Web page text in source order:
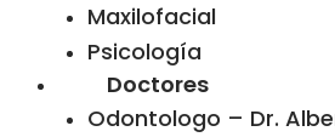
Maxilofacial
Psicología
Doctores
Odontologo – Dr.